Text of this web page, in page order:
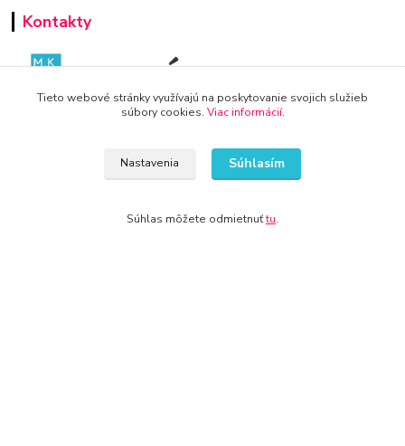
Kontakty
Viktória
Tieto webové stránky využívajú na poskytovanie svojich služieb
súbory cookies. Viac informácií.
Nastavenia Súhlasím
Súhlas môžete odmietnuťtu.